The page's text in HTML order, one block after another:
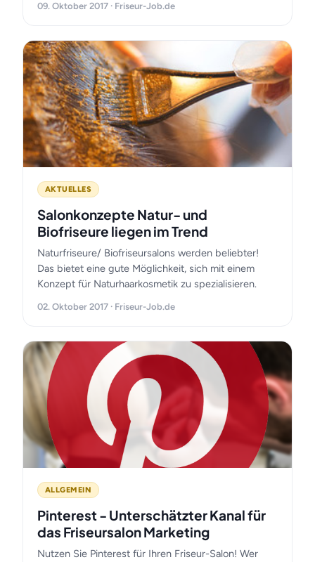
09. Oktober 2017 · Friseur-Job.de
AKTUELLES
Salonkonzepte Natur- und
Biofriseure liegen im Trend
Naturfriseure/ Biofriseursalons werden beliebter!
Das bietet eine gute Möglichkeit, sich mit einem
Konzept für Naturhaarkosmetik zu spezialisieren.
02. Oktober 2017 · Friseur-Job.de
ALLGEMEIN
Pinterest - Unterschätzter Kanal für
das Friseursalon Marketing
Nutzen Sie Pinterest für Ihren Friseur-Salon! Wer